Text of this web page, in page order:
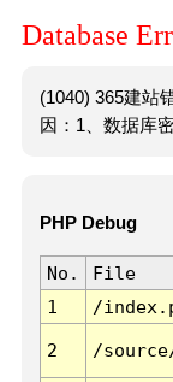
Database
(1040) 365建站
因：1、数据库
PHP Debug
No. File
1
/
2 /